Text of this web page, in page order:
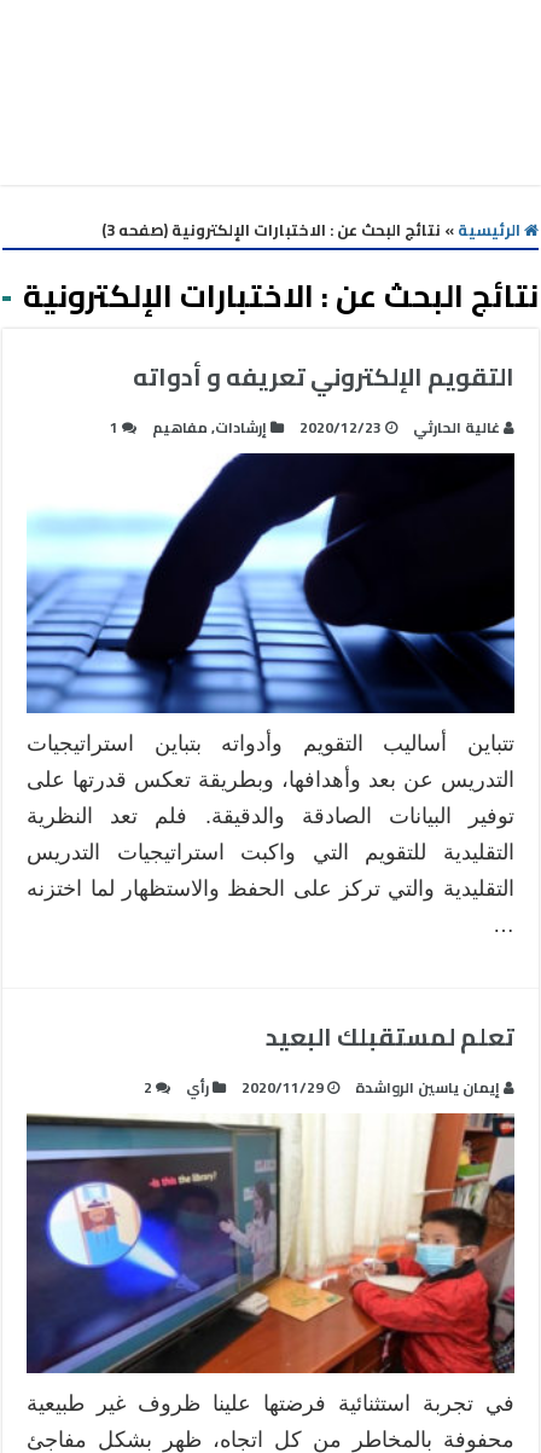
الرئيسية» نتائج البحث عن : الاختبارات الإلكترونية (صفحه 3)
نتائج البحث عن :الاختبارات الإلكترونية
التقويم الإلكتروني تعريفه و أدواته
غالية الحارثي 2020/12/23 إرشادات,مفاهيم 1
تتباين أساليب التقويم وأدواته بتباين استراتيجيات
التدريس عن بعد وأهدافها، وبطريقة تعكس قدرتها على
توفير البيانات الصادقة والدقيقة. فلم تعد النظرية
التقليدية للتقويم التي واكبت استراتيجيات التدريس
التقليدية والتي تركز على الحفظ والاستظهار لما اختزنه
…
تعلم لمستقبلك البعيد
إيمان ياسين الرواشدة 2020/11/29 رأي 2
في تجربة استثنائية فرضتها علينا ظروف غير طبيعية
محفوفة بالمخاطر من كل اتجاه، ظهر بشكل مفاجئ